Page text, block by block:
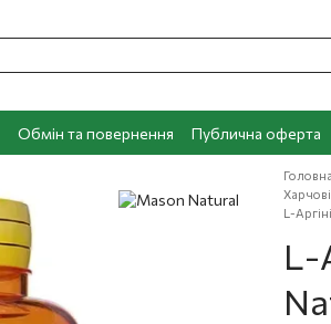
Обмін та повернення Публична оферта
Головна
L-
L-